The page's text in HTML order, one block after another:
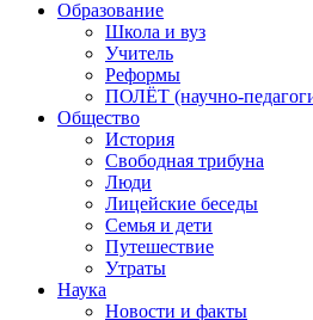
Образование
Школа и вуз
Учитель
Реформы
ПОЛЁТ (научно-
Общество
История
Свободная трибуна
Люди
Лицейские беседы
Семья и дети
Путешествие
Утраты
Наука
Новости и факты